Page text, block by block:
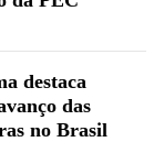
destaca
das
no Brasil